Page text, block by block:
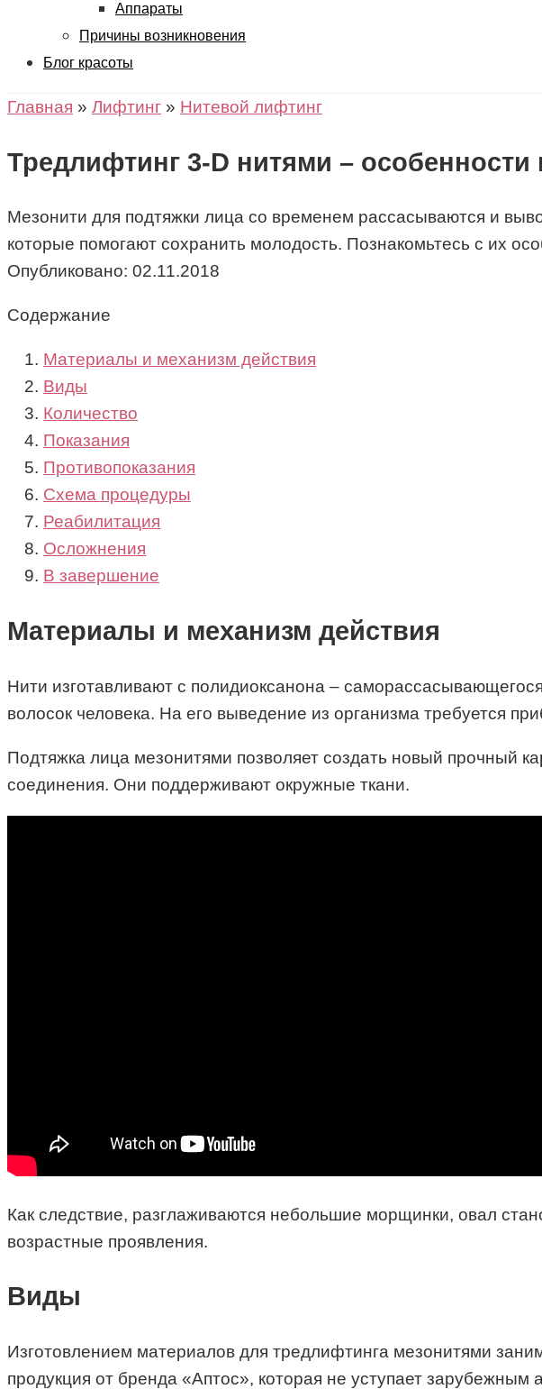
Аппараты
Причины возникновения
Блог красоты
Главная » Лифтинг » Нитевой лифтинг
Тредлифтинг 3-D нитями –
Мезонити для подтяжки лица со временем рассасываются и
которые помогают сохранить молодость. Познакомьтесь с их
Опубликовано: 02.11.2018
Содержание
Материалы и механизм действия
Виды
Количество
Показания
Противопоказания
Схема процедуры
Реабилитация
Осложнения
В завершение
Материалы и механизм действия
Нити изготавливают с полидиоксанона –
волосок человека. На его выведение из организма требуется
Подтяжка лица мезонитями позволяет создать новый прочный
соединения. Они поддерживают окружные ткани.
Как следствие, разглаживаются небольшие морщинки, овал
возрастные проявления.
Виды
Изготовлением материалов для тредлифтинга мезонитями
продукция от бренда «Аптос», которая не уступает